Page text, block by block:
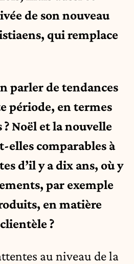
de son nouveau
qui remplace
parler de tendances
période, en termes
Noël et la nouvelle
elles comparables à
d’il y a dix ans, où y
par exemple
en matière
?
au niveau de la